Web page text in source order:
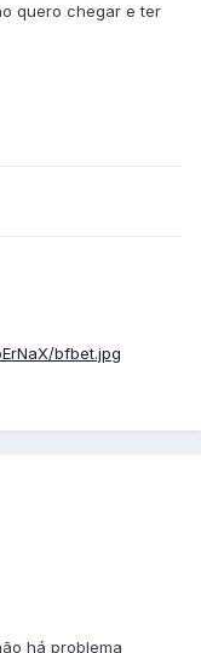
quero chegar e ter
bfbet.jpg
há problema